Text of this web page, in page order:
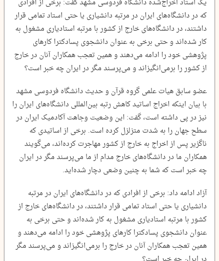
که در دانشگاه‌های ایران در مرتبه دانشیاری یا حتی استاد تمامی قرار
داشتند، در دانشگاه‌های خارج از کشور با مرتبه استادیاری مشغول به
کار شده‌اند و حتی برخی به عنوان دانشجوی پسادکترا کارهای
پژوهشی خود را ادامه می‌دهند و همین تعجب همکاران آنان در خارج
از کشور را برمی‌انگیزاند و می‌پرسند مگر در ایران چه خبر است؟
عضو سابق هیات علمی گروه قرآن و حدیث دانشگاه فردوسی مشهد
با بیان اینکه اخراج اساتید کاهش رتبه بین‌المللی دانشگاه‌های ایران را
نیز در پی داشته است، گفت: این وضعیت وجاهت آکادمیک ایران در
سطح جهان را به شدت متزلزل کرده است. برخی از اساتیدی که
ناگزیر پس از اخراج به خارج از کشور مهاجرت کرده‌اند، می‌گویند
همکاران ما در دانشگاه‌های خارج مدام از ما می‌پرسند مگر در ایران
چه خبر است که شما به چنین وضعی دچار شده‌اید.
آزاد ادامه داد: برخی از افرادی که در دانشگاه‌های ایران در مرتبه
دانشیاری یا حتی استاد تمامی قرار داشتند، در دانشگاه‌های خارج از
کشور با مرتبه استادیاری مشغول به کار شده‌اند و حتی برخی به
عنوان دانشجوی پسادکترا کارهای پژوهشی خود را ادامه می‌دهند و
همین تعجب همکاران آنان در خارج را برمی‌انگیزاند و می‌پرسند مگر